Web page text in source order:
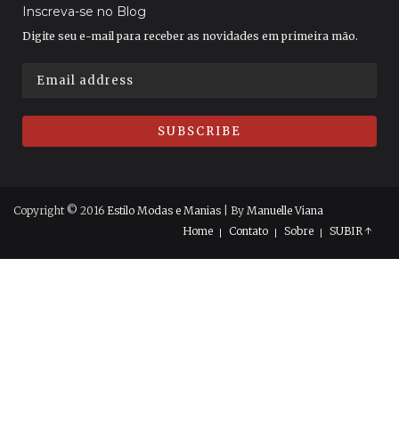
Inscreva-se no Blog
Digite seu e-mail para receber as novidades em primeira mão.
Copyright © 2016 Estilo Modas e Manias | By Manuelle Viana
Home
Contato Sobre SUBIR ↑